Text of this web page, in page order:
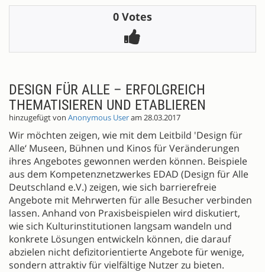
0 Votes
DESIGN FÜR ALLE – ERFOLGREICH
THEMATISIEREN UND ETABLIEREN
hinzugefügt von Anonymous Useram 28.03.2017
Wir möchten zeigen, wie mit dem Leitbild 'Design für
Alle‘ Museen, Bühnen und Kinos für Veränderungen
ihres Angebotes gewonnen werden können. Beispiele
aus dem Kompetenznetzwerkes EDAD (Design für Alle
Deutschland e.V.) zeigen, wie sich barrierefreie
Angebote mit Mehrwerten für alle Besucher verbinden
lassen. Anhand von Praxisbeispielen wird diskutiert,
wie sich Kulturinstitutionen langsam wandeln und
konkrete Lösungen entwickeln können, die darauf
abzielen nicht defizitorientierte Angebote für wenige,
sondern attraktiv für vielfältige Nutzer zu bieten.